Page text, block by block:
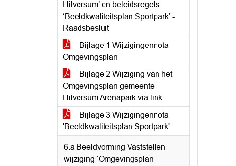
Hilversum’ en beleidsregels
‘Beeldkwaliteitsplan Sportpark’ -
Raadsbesluit
Bijlage 1 Wijzigingennota
Omgevingsplan
Bijlage 2 Wijziging van het
Omgevingsplan gemeente
Hilversum Arenapark via link
Bijlage 3 Wijzigingennota
'Beeldkwaliteitsplan Sportpark'
6.a Beeldvorming Vaststellen
wijziging ‘Omgevingsplan